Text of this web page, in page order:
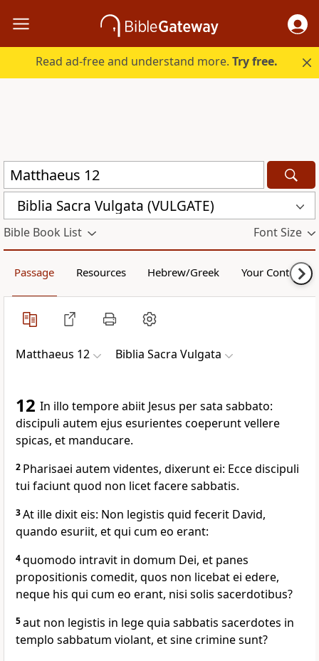
Read ad-free and understand more.Try free.
Biblia Sacra Vulgata (VULGATE)
Bible Book List Font Size
Passage Resources Hebrew/Greek Your Content
Matthaeus 12 Biblia Sacra Vulgata
12 In illo tempore abiit Jesus per sata sabbato:
discipuli autem ejus esurientes coeperunt vellere
spicas, et manducare.
2 Pharisaei autem videntes, dixerunt ei: Ecce discipuli
tui faciunt quod non licet facere sabbatis.
3At ille dixit eis: Non legistis quid fecerit David,
quando esuriit, et qui cum eo erant:
4quomodo intravit in domum Dei, et panes
propositionis comedit, quos non licebat ei edere,
neque his qui cum eo erant, nisi solis sacerdotibus?
5aut non legistis in lege quia sabbatis sacerdotes in
templo sabbatum violant, et sine crimine sunt?